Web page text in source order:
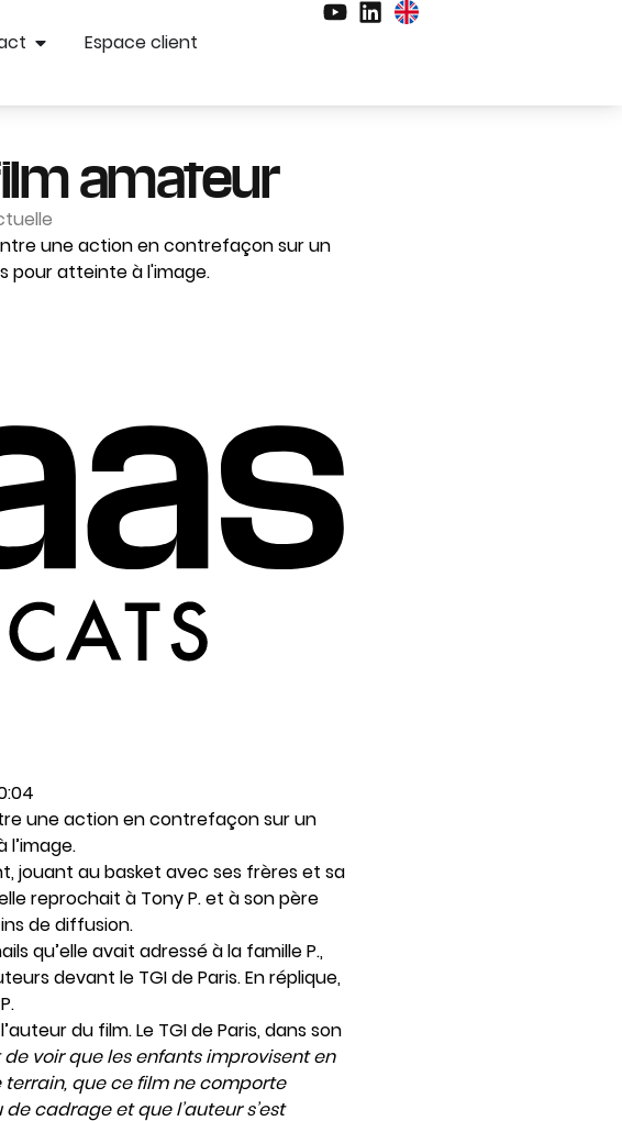
Espace client
amateur
une action en contrefaçon sur un
pour atteinte à l'image.
une action en contrefaçon sur un
jouant au basket avec ses frères et sa
reprochait à Tony P. et à son père
de diffusion.
qu’elle avait adressé à la famille P.,
devant le TGI de Paris. En réplique,
du film. Le TGI de Paris, dans son
voir que les enfants improvisent en
que ce film ne comporte
cadrage et que l’auteur s’est